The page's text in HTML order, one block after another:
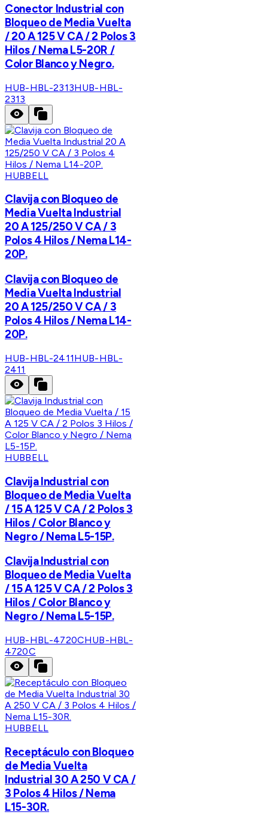
Conector Industrial con
Bloqueo de Media Vuelta
/ 20 A 125 V CA / 2 Polos 3
Hilos / Nema L5-20R /
Color Blanco y Negro.
HUB-HBL-2313HUB-HBL-
2313
HUBBELL
Clavija con Bloqueo de
Media Vuelta Industrial
20 A 125/250 V CA / 3
Polos 4 Hilos / Nema L14-
20P.
Clavija con Bloqueo de
Media Vuelta Industrial
20 A 125/250 V CA / 3
Polos 4 Hilos / Nema L14-
20P.
HUB-HBL-2411HUB-HBL-
2411
HUBBELL
Clavija Industrial con
Bloqueo de Media Vuelta
/ 15 A 125 V CA / 2 Polos 3
Hilos / Color Blanco y
Negro / Nema L5-15P.
Clavija Industrial con
Bloqueo de Media Vuelta
/ 15 A 125 V CA / 2 Polos 3
Hilos / Color Blanco y
Negro / Nema L5-15P.
HUB-HBL-4720CHUB-HBL-
4720C
HUBBELL
Receptáculo con Bloqueo
de Media Vuelta
Industrial 30 A 250 V CA /
3 Polos 4 Hilos / Nema
L15-30R.